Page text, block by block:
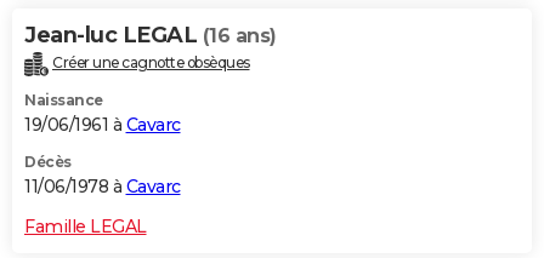
Jean-luc LEGAL (16 ans)
Créer une cagnotte obsèques
Naissance
19/06/1961 à Cavarc
Décès
11/06/1978 à Cavarc
Famille LEGAL